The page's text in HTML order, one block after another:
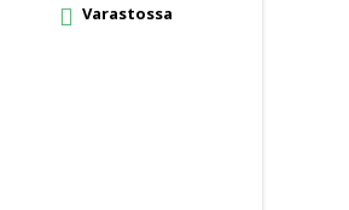
 Varastossa